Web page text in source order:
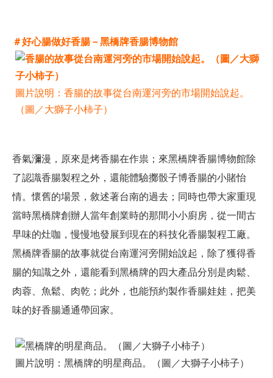
＃好心腸做好香腸－黑橋牌香腸博物館
圖片說明：香腸的故事從台南運河旁的市場開始說起。
（圖／大獅子小柿子）
香氣瀰漫，原來是烤香腸在作祟；來黑橋牌香腸博物館除
了認識香腸製程之外，還能體驗擲骰子博香腸的小賭怡
情。懷舊的場景，敘述著台南的過去；同時也帶大家重現
當時黑橋牌創辦人當年創業時的那間小小廚房，從一間古
早味的灶咖，慢慢地發展到現在的科技化香腸製程工廠。
黑橋牌香腸的故事就從台南運河旁開始說起，除了獲得香
腸的知識之外，還能看到黑橋牌的四大產品分別是肉鬆、
肉蓉、魚鬆、肉乾；此外，也能預約製作香腸娃娃，把美
味的好香腸通通帶回家。
圖片說明：黑橋牌的明星商品。（圖／大獅子小柿子）